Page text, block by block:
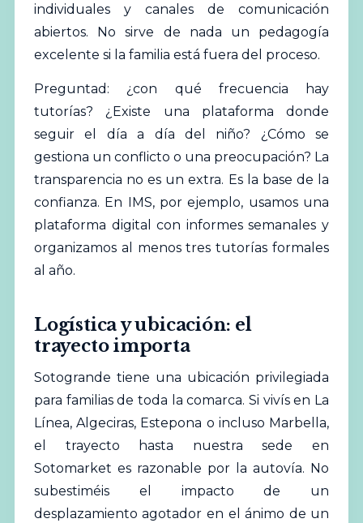
individuales y canales de comunicación
abiertos. No sirve de nada un pedagogía
excelente si la familia está fuera del proceso.
Preguntad: ¿con qué frecuencia hay
tutorías? ¿Existe una plataforma donde
seguir el día a día del niño? ¿Cómo se
gestiona un conflicto o una preocupación? La
transparencia no es un extra. Es la base de la
confianza. En IMS, por ejemplo, usamos una
plataforma digital con informes semanales y
organizamos al menos tres tutorías formales
al año.
Logística y ubicación: el
trayecto importa
Sotogrande tiene una ubicación privilegiada
para familias de toda la comarca. Si vivís en La
Línea, Algeciras, Estepona o incluso Marbella,
el trayecto hasta nuestra sede en
Sotomarket es razonable por la autovía. No
subestiméis el impacto de un
desplazamiento agotador en el ánimo de un